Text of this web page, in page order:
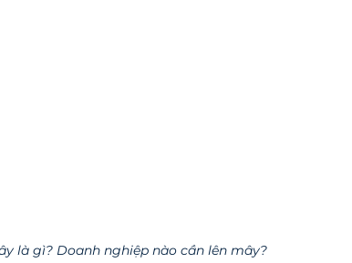
là gì? Doanh nghiệp nào cần lên mây?